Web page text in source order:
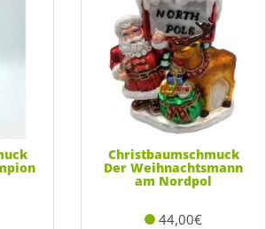
Christbaumschmuck
Der Weihnachtsmann
am Nordpol
44,00€